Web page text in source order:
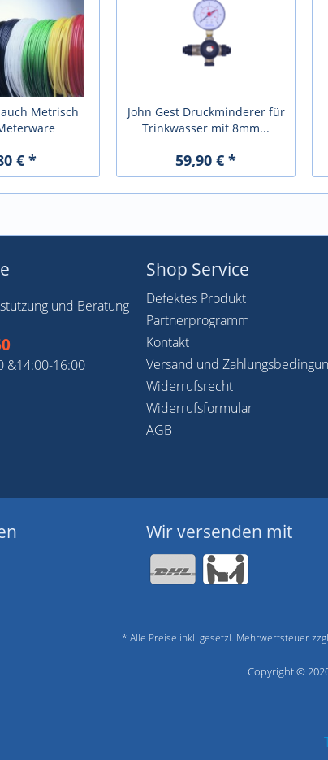
Metrisch
€ *
John Gest Druckminderer für
Trinkwasser mit 8mm...
59,90 € *
und Beratung
&14:00-16:00
Shop Service
Defektes Produkt
Partnerprogramm
Kontakt
Versand und
Widerrufsrecht
Widerrufsformular
AGB
Wir versenden mit
* Alle Preise inkl. gesetzl. Mehrwertsteuer
Copyright ©